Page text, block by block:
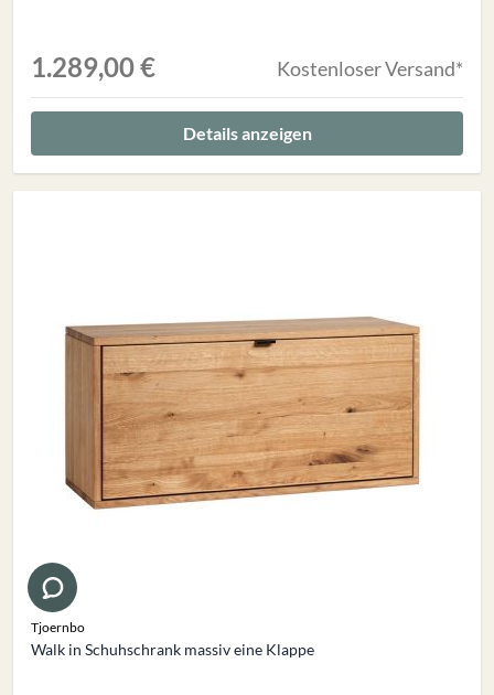
1.289,00 € Kostenloser Versand*
Details anzeigen
Tjoernbo
Walk in Schuhschrank massiv eine Klappe